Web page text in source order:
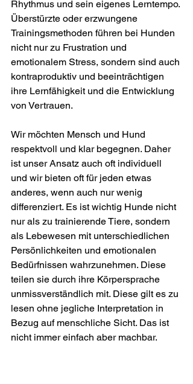
Rhythmus und sein eigenes Lerntempo.
Überstürzte oder erzwungene
Trainingsmethoden führen bei Hunden
nicht nur zu Frustration und
emotionalem Stress, sondern sind auch
kontraproduktiv und beeinträchtigen
ihre Lernfähigkeit und die Entwicklung
von Vertrauen.
Wir möchten Mensch und Hund
respektvoll und klar begegnen. Daher
ist unser Ansatz auch oft individuell
und wir bieten oft für jeden etwas
anderes, wenn auch nur wenig
differenziert. Es ist wichtig Hunde nicht
nur als zu trainierende Tiere, sondern
als Lebewesen mit unterschiedlichen
Persönlichkeiten und emotionalen
Bedürfnissen wahrzunehmen. Diese
teilen sie durch ihre Körpersprache
unmissverständlich mit. Diese gilt es zu
lesen ohne jegliche Interpretation in
Bezug auf menschliche Sicht. Das ist
nicht immer einfach aber machbar.